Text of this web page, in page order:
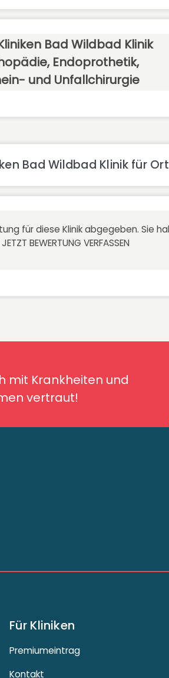
Bad Wildbad Klinik
Endoprothetik,
und Unfallchirurgie
Bad Wildbad Klinik für
für diese Klinik abgegeben. Sie
JETZT BEWERTUNG VERFASSEN
mit Krankheiten und
vertraut!
und deren
vertraut!
Für Kliniken
Premiumeintrag
Kontakt